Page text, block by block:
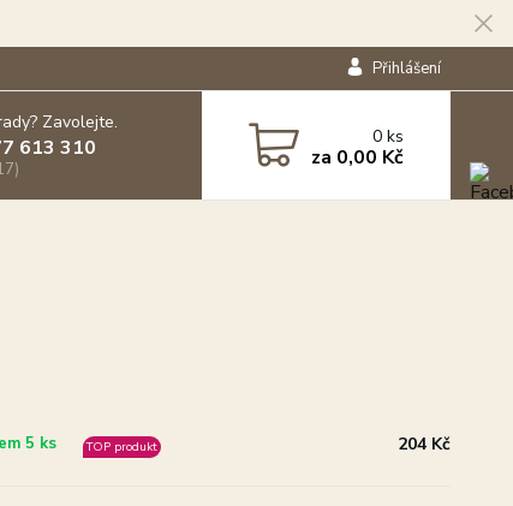
Přihlášení
Zavolejte.
613 310 0ks
za 0,00 Kč
5 ks TOP produkt 204 Kč